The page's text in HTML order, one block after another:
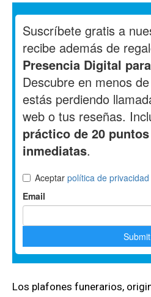
Los plafones funerarios,